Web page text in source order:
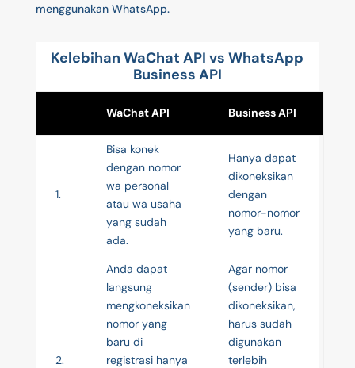
menggunakan WhatsApp.
Kelebihan WaChat API vs WhatsApp
Business API
WaChat API Business API
1.
Bisa konek
dengan nomor
wa personal
atau wa usaha
yang sudah
ada.
Hanya dapat
dikoneksikan
dengan
nomor-nomor
yang baru.
2.
Anda dapat
langsung
mengkoneksikan
nomor yang
baru di
registrasi hanya
Agar nomor
(sender) bisa
dikoneksikan,
harus sudah
digunakan
terlebih